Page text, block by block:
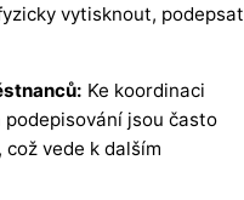
vytisknout, podepsat
Ke koordinaci
jsou často
vede k dalším